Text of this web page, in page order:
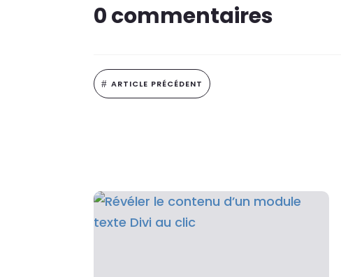
0 commentaires
# ARTICLE PRÉCÉDENT